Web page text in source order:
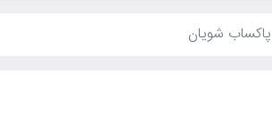
پاکساب شویان